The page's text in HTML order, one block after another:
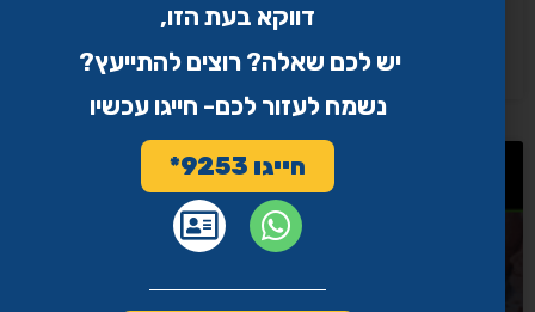
קרא עוד »
דווקא בעת הזו,
יש לכם שאלה? רוצים להתייעץ?
נשמח לעזור לכם- חייגו עכשיו
חייגו 9253*